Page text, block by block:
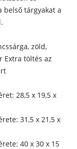
belső tárgyakat a
zöld,
Extra töltés az
28,5 x 19,5 x
31,5 x 21,5 x
40 x 30 x 15